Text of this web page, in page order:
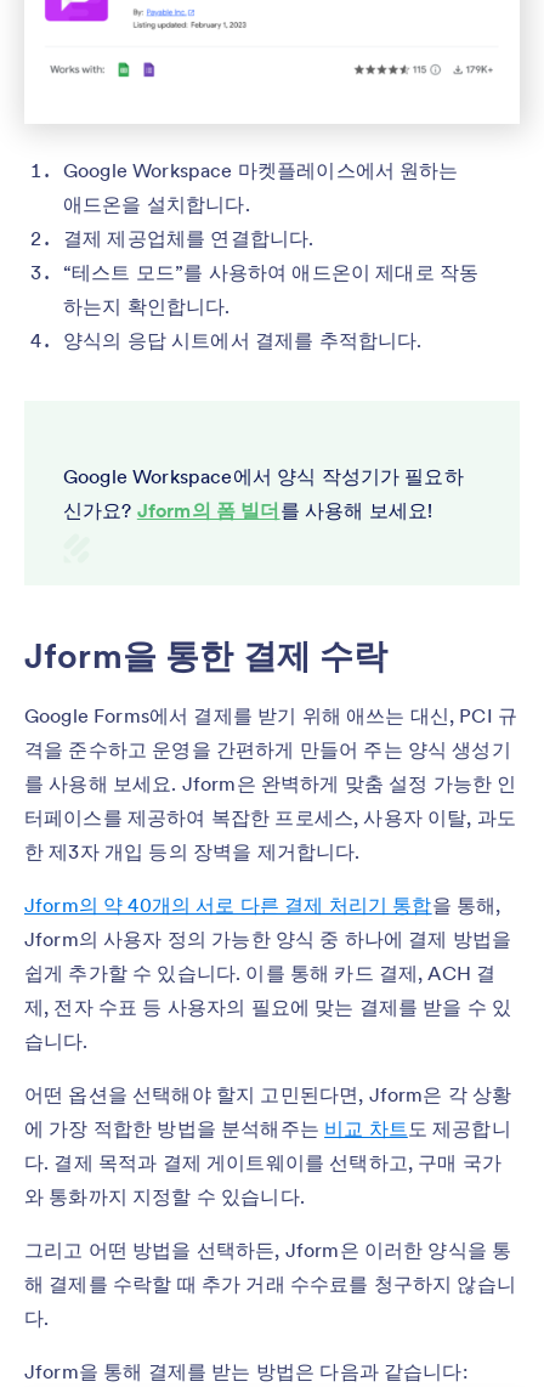
Google Workspace 마켓플레이스에서 원하는
애드온을 설치합니다.
결제 제공업체를 연결합니다.
“테스트 모드”를 사용하여 애드온이 제대로 작동
하는지 확인합니다.
양식의 응답 시트에서 결제를 추적합니다.
Google Workspace에서 양식 작성기가 필요하
신가요? Jform의 폼 빌더 를 사용해 보세요!
Jform을 통한 결제 수락
Google Forms에서 결제를 받기 위해 애쓰는 대신, PCI 규
격을 준수하고 운영을 간편하게 만들어 주는 양식 생성기
를 사용해 보세요. Jform은 완벽하게 맞춤 설정 가능한 인
터페이스를 제공하여 복잡한 프로세스, 사용자 이탈, 과도
한 제3자 개입 등의 장벽을 제거합니다.
Jform의 약 40개의 서로 다른 결제 처리기 통합을 통해,
Jform의 사용자 정의 가능한 양식 중 하나에 결제 방법을
쉽게 추가할 수 있습니다. 이를 통해 카드 결제, ACH 결
제, 전자 수표 등 사용자의 필요에 맞는 결제를 받을 수 있
습니다.
어떤 옵션을 선택해야 할지 고민된다면, Jform은 각 상황
에 가장 적합한 방법을 분석해주는 비교 차트 도 제공합니
다. 결제 목적과 결제 게이트웨이를 선택하고, 구매 국가
와 통화까지 지정할 수 있습니다.
그리고 어떤 방법을 선택하든, Jform은 이러한 양식을 통
해 결제를 수락할 때 추가 거래 수수료를 청구하지 않습니
다.
Jform을 통해 결제를 받는 방법은 다음과 같습니다: